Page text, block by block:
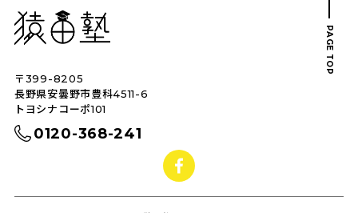
PAGE TOP
猿田塾
〒399-8205
長野県安曇野市豊科4511-6
トヨシナコーポ101
0120-368-241
facebook